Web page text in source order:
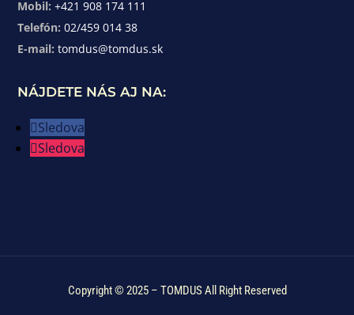
Mobil: +421 908 174 111
Telefón: 02/459 014 38
E-mail: tomdus@tomdus.sk
NÁJDETE NÁS AJ NA:
Sledova
Sledova
Copyright © 2025 – TOMDUS All Right Reserved